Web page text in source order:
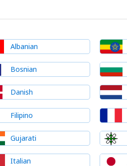
Albanian
Bosnian
Danish
Filipino
Gujarati
Italian